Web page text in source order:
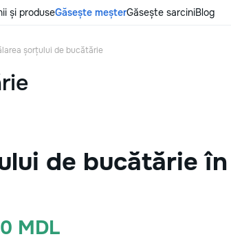
și produseGăsește meșterGăsește sarciniBlog
șorțului de bucătărie
de bucătărie
MDL